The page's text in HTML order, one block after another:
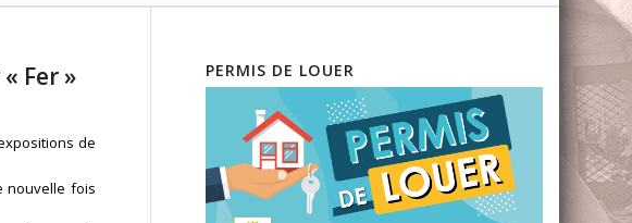
Fer »
de
nouvelle fois
PERMIS DE LOUER